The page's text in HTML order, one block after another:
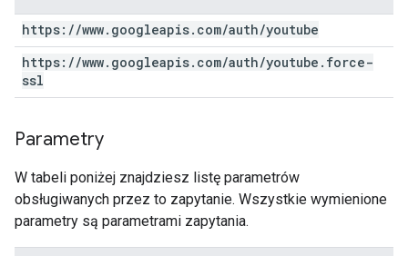
https: //www. googleapis. com/auth/youtube
https: //www. googleapis. com/auth/youtube . force-
ssl
Parametry
W tabeli poniżej znajdziesz listę parametrów
obsługiwanych przez to zapytanie. Wszystkie wymienione
parametry są parametrami zapytania.